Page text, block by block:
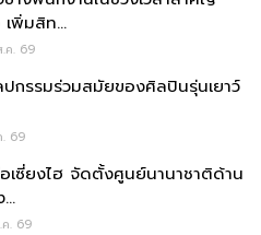
พิ่มสิท...
.ค. 69
กรรมร่วมสมัยของศิลปินรุ่นเยาว์
. 69
ซี่ยงไฮ จัดตั้งศูนย์นานาชาติด้าน
. 69